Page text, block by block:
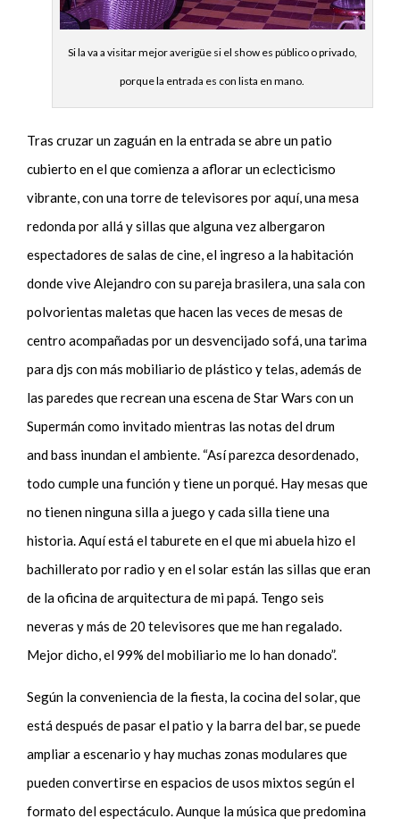
Si la va a visitar mejor averigüe si el show es público o privado,
porque la entrada es con lista en mano.
Tras cruzar un zaguán en la entrada se abre un patio
cubierto en el que comienza a aflorar un eclecticismo
vibrante, con una torre de televisores por aquí, una mesa
redonda por allá y sillas que alguna vez albergaron
espectadores de salas de cine, el ingreso a la habitación
donde vive Alejandro con su pareja brasilera, una sala con
polvorientas maletas que hacen las veces de mesas de
centro acompañadas por un desvencijado sofá, una tarima
para djs con más mobiliario de plástico y telas, además de
las paredes que recrean una escena de Star Wars con un
Supermán como invitado mientras las notas del drum
and bass inundan el ambiente. “Así parezca desordenado,
todo cumple una función y tiene un porqué. Hay mesas que
no tienen ninguna silla a juego y cada silla tiene una
historia. Aquí está el taburete en el que mi abuela hizo el
bachillerato por radio y en el solar están las sillas que eran
de la oficina de arquitectura de mi papá. Tengo seis
neveras y más de 20 televisores que me han regalado.
Mejor dicho, el 99% del mobiliario me lo han donado”.
Según la conveniencia de la fiesta, la cocina del solar, que
está después de pasar el patio y la barra del bar,se puede
ampliar a escenario y hay muchas zonas modulares que
pueden convertirse en espacios de usos mixtos según el
formato del espectáculo. Aunque la música que predomina